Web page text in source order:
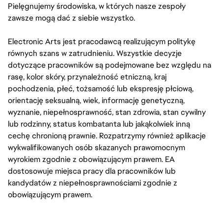
Pielęgnujemy środowiska, w których nasze zespoły
zawsze mogą dać z siebie wszystko.
Electronic Arts jest pracodawcą realizującym politykę
równych szans w zatrudnieniu. Wszystkie decyzje
dotyczące pracowników są podejmowane bez względu na
rasę, kolor skóry, przynależność etniczną, kraj
pochodzenia, płeć, tożsamość lub ekspresję płciową,
orientację seksualną, wiek, informację genetyczną,
wyznanie, niepełnosprawność, stan zdrowia, stan cywilny
lub rodzinny, status kombatanta lub jakąkolwiek inną
cechę chronioną prawnie. Rozpatrzymy również aplikacje
wykwalifikowanych osób skazanych prawomocnym
wyrokiem zgodnie z obowiązującym prawem. EA
dostosowuje miejsca pracy dla pracowników lub
kandydatów z niepełnosprawnościami zgodnie z
obowiązującym prawem.